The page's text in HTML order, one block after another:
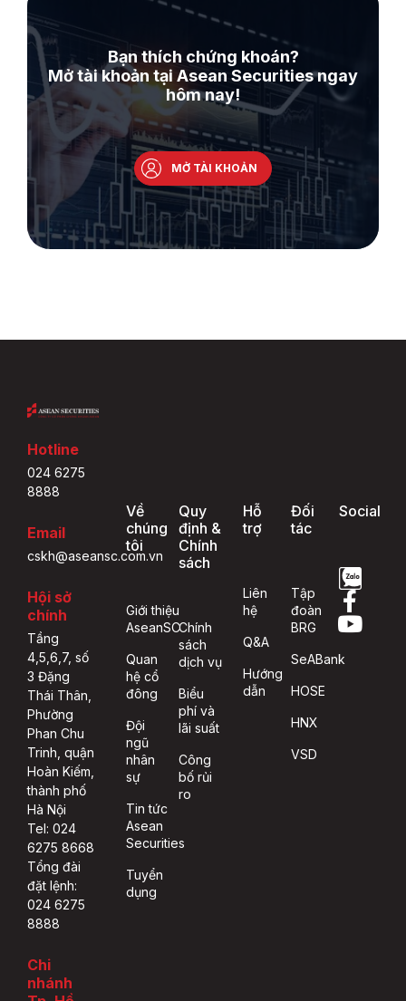
Bạn thích chứng khoán?
Mở tài khoản tại Asean Securities ngay
hôm nay!
MỞ TÀI KHOẢN
Hotline
024 6275
8888
Email
cskh@aseansc.com.vn
Hội sở
chính
Tầng
4,5,6,7, số
3 Đặng
Thái Thân,
Phường
Phan Chu
Trinh, quận
Hoàn Kiếm,
thành phố
Hà Nội
Tel: 024
6275 8668
Tổng đài
đặt lệnh:
024 6275
8888
Chi
nhánh
Về
chúng
tôi
Giới thiệu
AseanSC
Quan
hệ cổ
đông
Đội
ngũ
nhân
sự
Tin tức
Asean
Securities
Tuyển
dụng
Quy
định &
Chính
sách
Chính
sách
dịch vụ
Biểu
phí và
lãi suất
Công
bố rủi
ro
Hỗ
trợ
Liên
hệ
Q&A
Hướng
dẫn
Đối
tác
Tập
đoàn
BRG
SeABank
HOSE
HNX
VSD
Social